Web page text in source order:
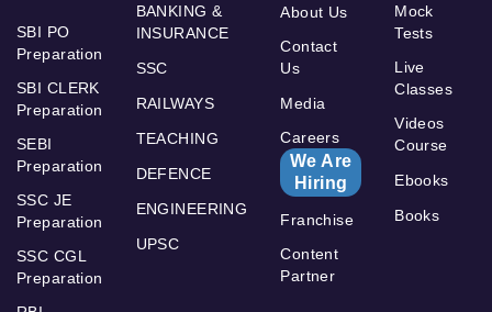
SBI PO
Preparation
SBI CLERK
Preparation
SEBI
Preparation
SSC JE
Preparation
SSC CGL
Preparation
BANKING &
INSURANCE
SSC
RAILWAYS
TEACHING
DEFENCE
ENGINEERING
UPSC
About Us
Contact
Us
Media
Careers
We Are
Hiring
Franchise
Content
Partner
Mock
Tests
Live
Classes
Videos
Course
Ebooks
Books